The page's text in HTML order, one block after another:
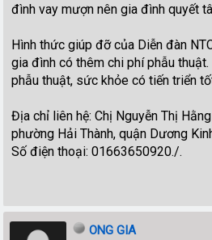
đình vay mượn nên gia đình quyết
Hình thức giúp đỡ của Diễn đàn
gia đình có thêm chi phí phẫu
phẫu thuật, sức khỏe có tiến triển
Địa chỉ liên hệ: Chị Nguyễn Thị
phường Hải Thành, quận Dương
Số điện thoại: 01663650920./.
ONG GIA